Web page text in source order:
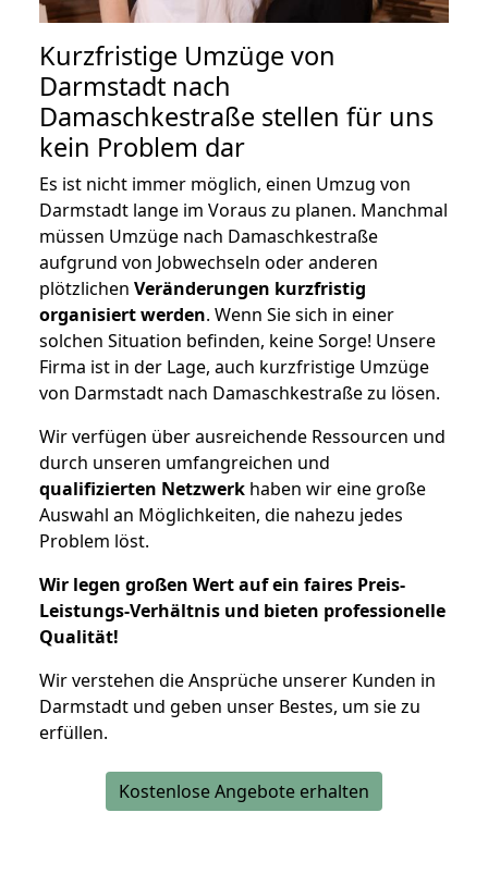
Kurzfristige Umzüge von
Darmstadt nach
Damaschkestraße stellen für uns
kein Problem dar
Es ist nicht immer möglich, einen Umzug von
Darmstadt lange im Voraus zu planen. Manchmal
müssen Umzüge nach Damaschkestraße
aufgrund von Jobwechseln oder anderen
plötzlichen Veränderungen kurzfristig
organisiert werden. Wenn Sie sich in einer
solchen Situation befinden, keine Sorge! Unsere
Firma ist in der Lage, auch kurzfristige Umzüge
von Darmstadt nach Damaschkestraße zu lösen.
Wir verfügen über ausreichende Ressourcen und
durch unseren umfangreichen und
qualifizierten Netzwerk haben wir eine große
Auswahl an Möglichkeiten, die nahezu jedes
Problem löst.
Wir legen großen Wert auf ein faires Preis-
Leistungs-Verhältnis und bieten professionelle
Qualität!
Wir verstehen die Ansprüche unserer Kunden in
Darmstadt und geben unser Bestes, um sie zu
erfüllen.
Kostenlose Angebote erhalten